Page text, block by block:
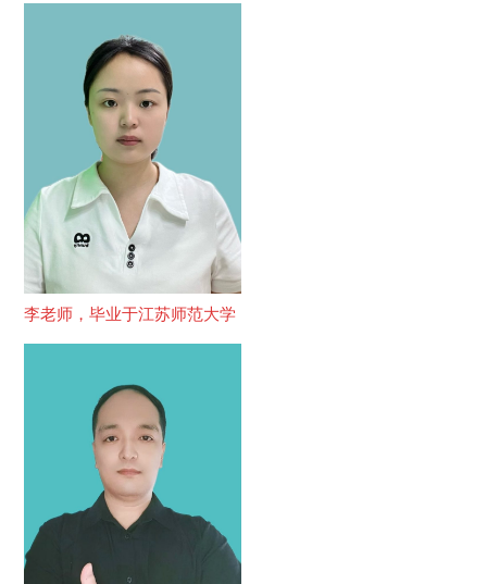
李老师，毕业于江苏师范大学